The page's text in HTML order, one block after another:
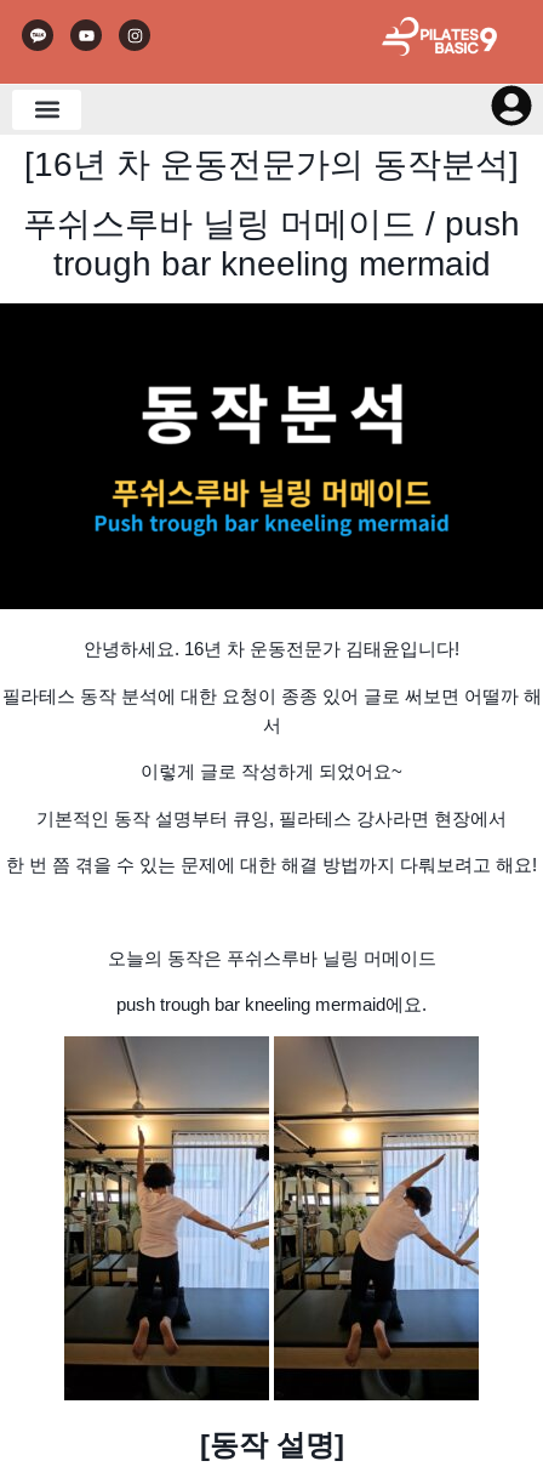
[16년 차 운동전문가의 동작분석]
푸쉬스루바 닐링 머메이드 / push
trough bar kneeling mermaid
안녕하세요. 16년 차 운동전문가 김태윤입니다!
필라테스 동작 분석에 대한 요청이 종종 있어 글로 써보면 어떨까 해
서
이렇게 글로 작성하게 되었어요~
기본적인 동작 설명부터 큐잉, 필라테스 강사라면 현장에서
한 번 쯤 겪을 수 있는 문제에 대한 해결 방법까지 다뤄보려고 해요!
오늘의 동작은 푸쉬스루바 닐링 머메이드
push trough bar kneeling mermaid에요.
[동작 설명]